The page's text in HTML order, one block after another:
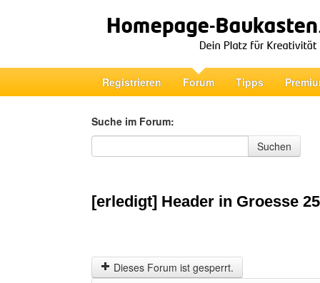
Registrieren Forum Tipps
Suche im Forum:
Suche im Forum
Suchen
[erledigt] Header in Groesse
Dieses Forum ist gesperrt.